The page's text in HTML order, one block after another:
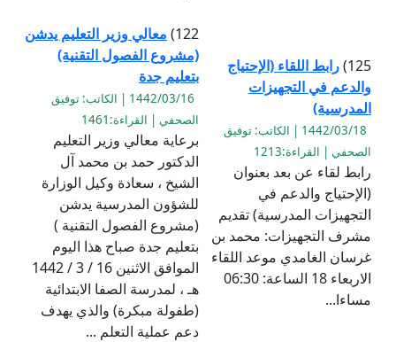
125) رابط اللقاء (الإحتياج
والدعم في التجهيزات
المدرسية)
1442/03/18 | الكاتب: توفيق
الصحفي | القراءة:1213
رابط لقاء عن بعد بعنوان
(الإحتياج والدعم في
التجهيزات المدرسية) تقديم
مشرف التجهيزات: محمد بن
غرسان الغامدي موعد اللقاء
الاربعاء 18 الساعة: 06:30
مساءا...
122) معالي وزير التعليم يدشن
(مشروع الفصول التقنية)
بتعليم جدة
1442/03/16 | الكاتب: توفيق
الصحفي | القراءة:1461
برعاية معالي وزير التعليم
الدكتور حمد بن محمد آل
الشيخ ، سعادة وكيل الوزارة
للشؤون المدرسية يدشن
(مشروع الفصول التقنية )
بتعليم جدة صباح هذا اليوم
الموافق الاثنين 16 / 3 / 1442
هـ ، لمدرسة الصفا الابتدائية
(طفولة مبكرة) والذي يهدف
دعم عملية التعلم ...